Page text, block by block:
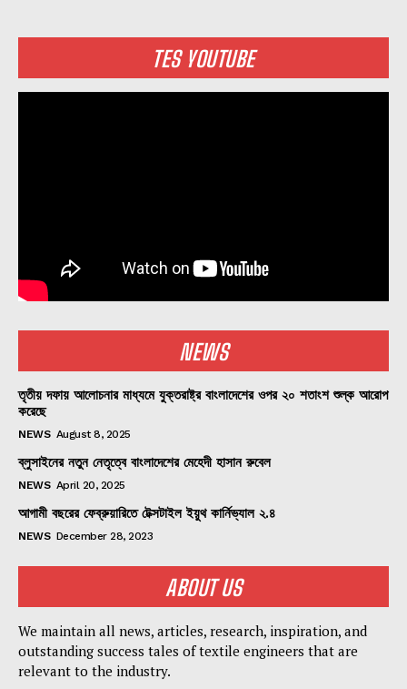
TES YOUTUBE
NEWS
তৃতীয় দফায় আলোচনার মাধ্যমে যুক্তরাষ্ট্র বাংলাদেশের ওপর ২০ শতাংশ শুল্ক আরোপ
করেছে
NEWS August 8, 2025
ব্লুসাইনের নতুন নেতৃত্বে বাংলাদেশের মেহেদী হাসান রুবেল
NEWS April 20, 2025
আগামী বছরের ফেব্রুয়ারিতে টেক্সটাইল ইয়ুথ কার্নিভ্যাল ২.৪
NEWS December 28, 2023
ABOUT US
We maintain all news, articles, research, inspiration, and
outstanding success tales of textile engineers that are
relevant to the industry.